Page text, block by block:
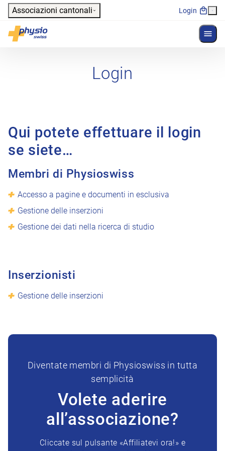
Header
Associazioni cantonali Login
Physioswiss
Navigazione principale
Login
Qui potete effettuare il login
se siete…
Membri di Physioswiss
Accesso a pagine e documenti in esclusiva
Gestione delle inserzioni
Gestione dei dati nella ricerca di studio
Inserzionisti
Gestione delle inserzioni
Diventate membri di Physioswiss in tutta
semplicità
Volete aderire
all’associazione?
Cliccate sul pulsante «Affiliatevi ora!» e